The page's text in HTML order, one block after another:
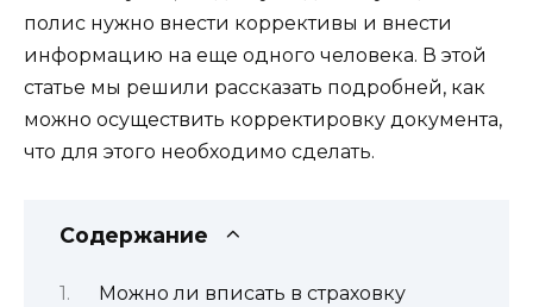
полис нужно внести коррективы и внести
информацию на еще одного человека. В этой
статье мы решили рассказать подробней, как
можно осуществить корректировку документа,
что для этого необходимо сделать.
Содержание
Можно ли вписать в страховку